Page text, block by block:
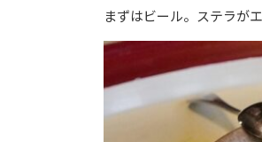
まずはビール。ステラが